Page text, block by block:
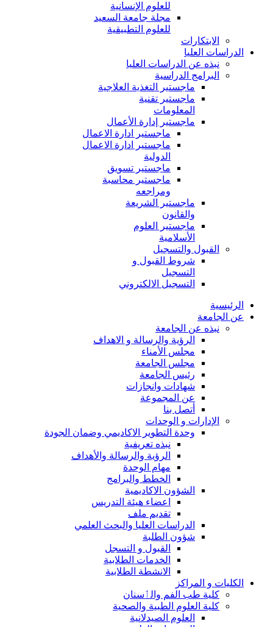
للعلوم الإنسانية
مجلة جامعة السعيد
للعلوم التطبيقية
الابتكارات
الدراسات العليا
نبذه عن الدراسات العليا
البرامج الدراسية
ماجستير التغذية العلاجية
ماجستير تقنية
المعلومات
ماجستير إدارة الأعمال
ماجستير ادارة الاعمال
ماجستير ادارة الاعمال
الدولية
ماجستير تسويق
ماجستير محاسبة
ومراجعه
ماجستير الشريعة
والقانون
ماجستير العلوم
الأسلامية
القبول والتسجيل
شروط القبول و
التسجيل
التسجيل الالكتروني
الرئيسية
عن الجامعة
نبذه عن الجامعة
الرؤية والرسالة و الاهداف
مجلس الأمناء
مجلس الجامعة
رئيس الجامعة
شهادات وانجازات
عن المجموعة
أتصل بنا
الإدارات و الوحدات
وحدة التطوير الاكاديمي وضمان الجودة
نبذه تعريفية
الرؤية والرسالة والأهداف
مهام الوحدة
الخطط والبرامج
الشؤون الاكاديمية
اعضاء هيئة التدريس
تقديم ملف
الدراسات العليا والبحث العلمي
شؤون الطلبة
القبول و التسجل
الخدمات الطلابية
الانشطة الطلابية
الكليات و المراكز
كلية طب الفم والٲسنان
كلية العلوم الطبية والصحية
العلوم الصيدلانية